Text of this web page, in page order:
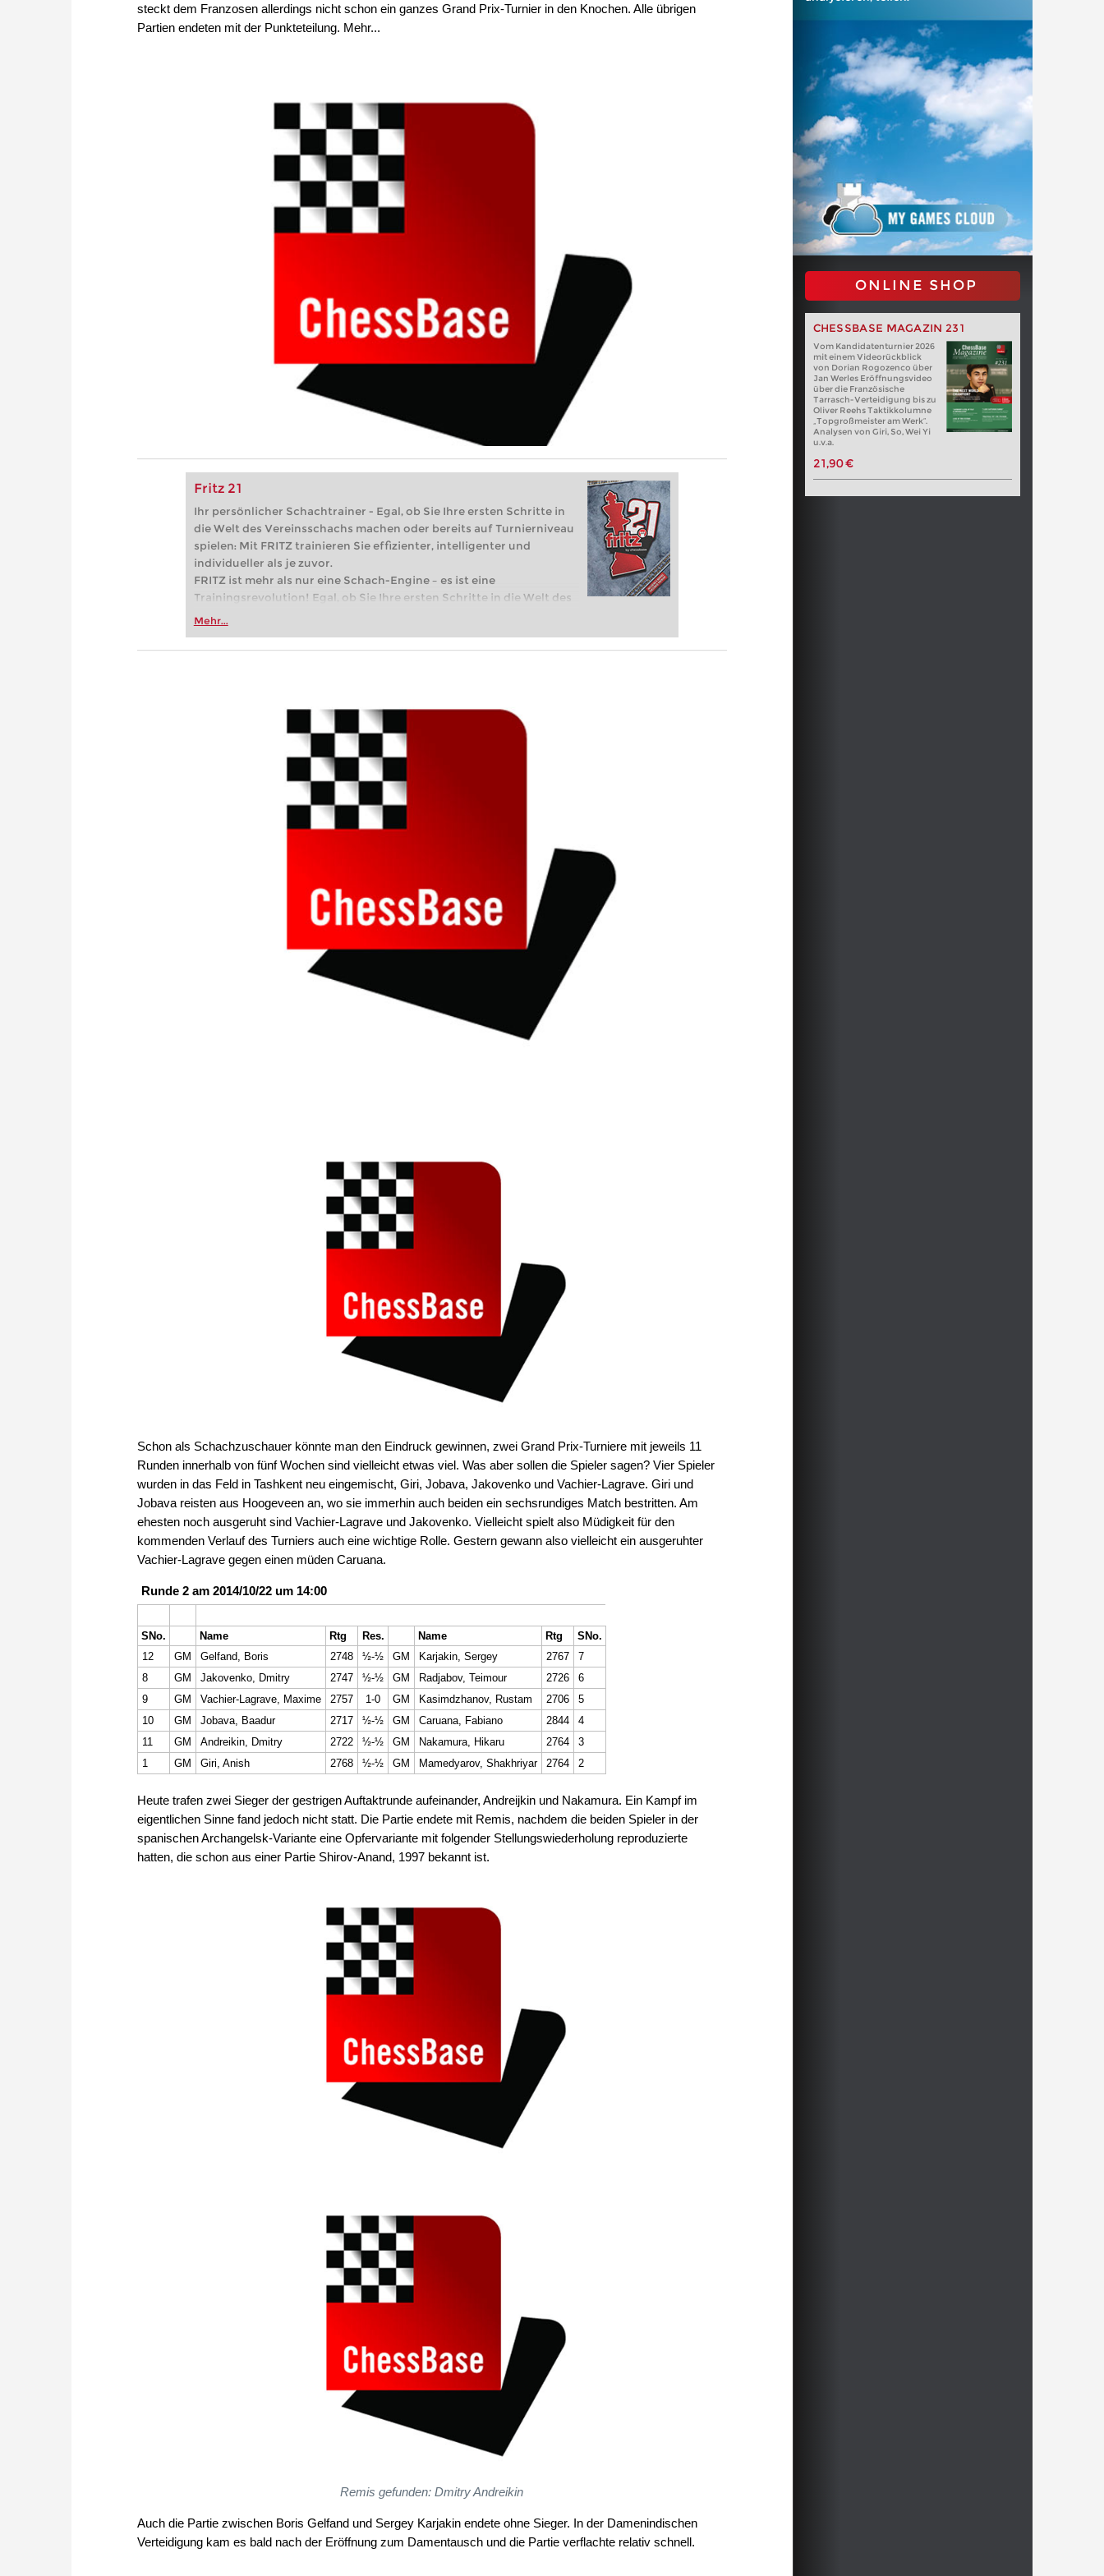
steckt dem Franzosen allerdings nicht schon ein ganzes Grand Prix-Turnier in den Knochen. Alle übrigen
Partien endeten mit der Punkteteilung. Mehr...
Fritz 21
Ihr persönlicher Schachtrainer - Egal, ob Sie Ihre ersten Schritte in
die Welt des Vereinsschachs machen oder bereits auf Turnierniveau
spielen: Mit FRITZ trainieren Sie effizienter, intelligenter und
individueller als je zuvor.
FRITZ ist mehr als nur eine Schach-Engine – es ist eine
Trainingsrevolution! Egal, ob Sie Ihre ersten Schritte in die Welt des
Vereinsschachs machen oder bereits auf Turnierniveau spielen: Mit
zuvor.
Mehr...
ONLINE SHOP
CHESSBASE MAGAZIN 231
Vom Kandidatenturnier 2026
mit einem Videorückblick
von Dorian Rogozenco über
Jan Werles Eröffnungsvideo
über die Französische
Tarrasch-Verteidigung bis zu
Oliver Reehs Taktikkolumne
„Topgroßmeister am Werk“.
Analysen von Giri, So, Wei Yi
u.v.a.
21,90 €
Schon als Schachzuschauer könnte man den Eindruck gewinnen, zwei Grand Prix-Turniere mit jeweils 11
Runden innerhalb von fünf Wochen sind vielleicht etwas viel. Was aber sollen die Spieler sagen? Vier Spieler
wurden in das Feld in Tashkent neu eingemischt, Giri, Jobava, Jakovenko und Vachier-Lagrave. Giri und
Jobava reisten aus Hoogeveen an, wo sie immerhin auch beiden ein sechsrundiges Match bestritten. Am
ehesten noch ausgeruht sind Vachier-Lagrave und Jakovenko. Vielleicht spielt also Müdigkeit für den
kommenden Verlauf des Turniers auch eine wichtige Rolle. Gestern gewann also vielleicht ein ausgeruhter
Vachier-Lagrave gegen einen müden Caruana.
Runde 2 am 2014/10/22 um 14:00
SNo. Name Rtg Res. Name Rtg
SNo.
12
GM Gelfand, Boris 2748 ½-½ GM Karjakin, Sergey 2767
7
8
GM Jakovenko, Dmitry 2747 ½-½ GM Radjabov, Teimour 2726
6
9
GM Vachier-Lagrave, Maxime 2757 1-0 GM Kasimdzhanov, Rustam 2706
5
10
GM Jobava, Baadur 2717 ½-½ GM Caruana, Fabiano 2844
4
11
GM Andreikin, Dmitry 2722 ½-½ GM Nakamura, Hikaru 2764
3
1
GM Giri, Anish 2768 ½-½ GM Mamedyarov, Shakhriyar 2764 2
Heute trafen zwei Sieger der gestrigen Auftaktrunde aufeinander, Andreijkin und Nakamura. Ein Kampf im
eigentlichen Sinne fand jedoch nicht statt. Die Partie endete mit Remis, nachdem die beiden Spieler in der
spanischen Archangelsk-Variante eine Opfervariante mit folgender Stellungswiederholung reproduzierte
hatten, die schon aus einer Partie Shirov-Anand, 1997 bekannt ist.
Remis gefunden: Dmitry Andreikin
Auch die Partie zwischen Boris Gelfand und Sergey Karjakin endete ohne Sieger. In der Damenindischen
Verteidigung kam es bald nach der Eröffnung zum Damentausch und die Partie verflachte relativ schnell.